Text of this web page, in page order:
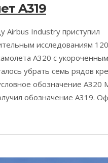
A319
Airbus Industry приступил
исследованиям
А320 с
убрать семь рядов
обозначение
обозначение А319.